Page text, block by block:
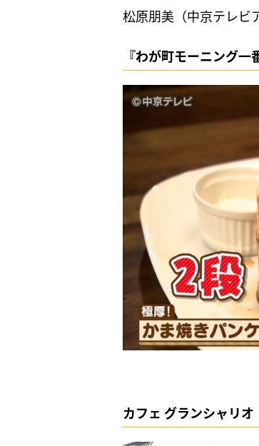
松原朋美（中京テレビ
『わが町モーニング一
カフェ グランシャリオ